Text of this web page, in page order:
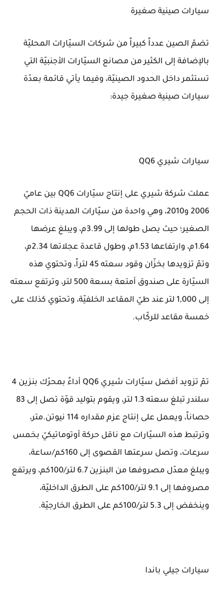
سيارات صينية صغيرة
تضمّ الصين عدداً كبيراً من شركات السيّارات المحليّة
بالإضافة إلى الكثير من مصانع السيّارات الأجنبيّة التي
تستثمر داخل الحدود الصينيّة، وفيما يأتي قائمة بعدّة
سيارات صينية صغيرة جيدة:
سيارات شيري QQ6
عملت شركة شيري على إنتاج سيّارات QQ6 بين عاميّ
2006 و2010، وهي واحدة من سيّارات المدينة ذات الحجم
الصغير؛ حيث يصل طولها إلى 3.99م، ويبلغ عرضها
1.64م، وارتفاعها 1.53م، وطول قاعدة عجلاتها 2.34م،
وتمّ تزويدها بخزّان وقود سعته 45 لتراً، وتحتوي هذه
السيّارة على صندوق أمتعة بسعة 500 لتر، وترتفع سعته
إلى 1,000 لتر عند طيّ المقاعد الخلفيّة، وتحتوي كذلك على
خمسة مقاعد للركّاب.
تمّ تزويد أفضل سيّارات شيري QQ6 أداءً بمحرّك بنزين 4
سلندر تبلغ سعته 1.3 لتر، ويقوم بتوليد قوّة تصل إلى 83
حصاناً، ويعمل على إنتاج عزم مقداره 114 نيوتن.متر،
وترتبط هذه السيّارات مع ناقل حركة أوتوماتيكيّ بخمس
سرعات، وتصل سرعتها القصوى إلى 160كم/ساعة،
ويبلغ معدّل مصروفها من البنزين 6.7 لتر/100كم، ويرتفع
مصروفها إلى 9.1 لتر/100كم على الطرق الداخليّة،
وينخفض إلى 5.3 لتر/100كم على الطرق الخارجيّة.
سيارات جيلي باندا